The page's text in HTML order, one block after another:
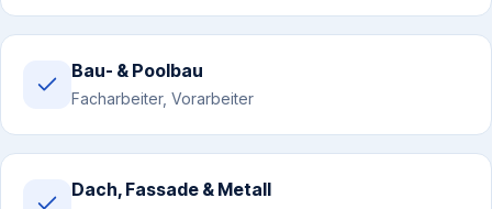
Bau- & Poolbau
Facharbeiter, Vorarbeiter
Dach, Fassade & Metall